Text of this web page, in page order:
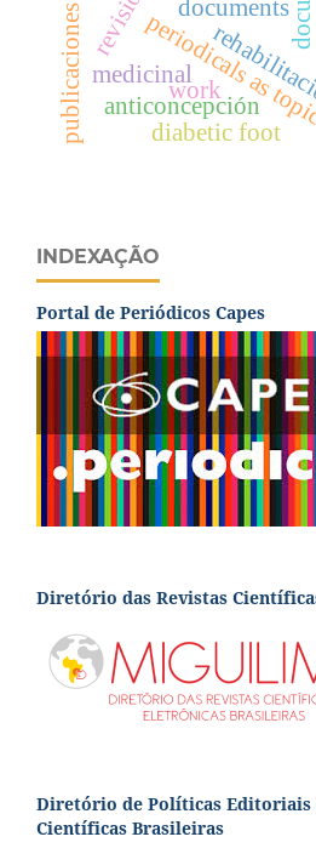
periodicals as
anticoncepción
documents
diabetic foot
medicinal
work
INDEXAÇÃO
Portal de Periódicos Capes
Diretório das Revistas
Diretório de Políticas Editoriais
Científicas Brasileiras